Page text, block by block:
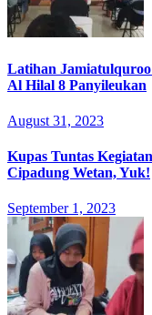
Latihan
Al Hilal 8 Panyileukan
August 31, 2023
Kupas Tuntas
Cipadung Wetan, Yuk!
September 1, 2023